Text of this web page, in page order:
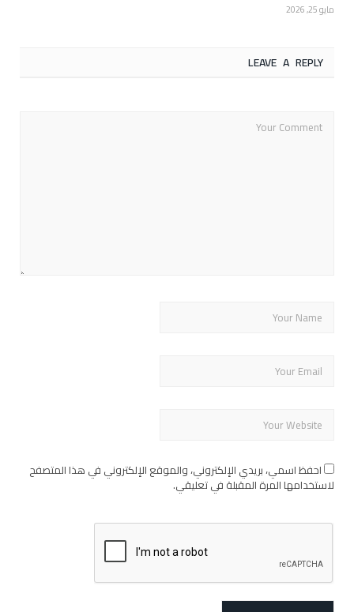
مايو 25, 2026
LEAVE A REPLY
احفظ اسمي، بريدي الإلكتروني، والموقع الإلكتروني في هذا المتصفح
لاستخدامها المرة المقبلة في تعليقي.